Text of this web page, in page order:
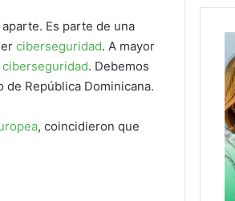
Es parte de una
ciberseguridad. A mayor
ciberseguridad. Debemos
de República Dominicana.
, coincidieron que